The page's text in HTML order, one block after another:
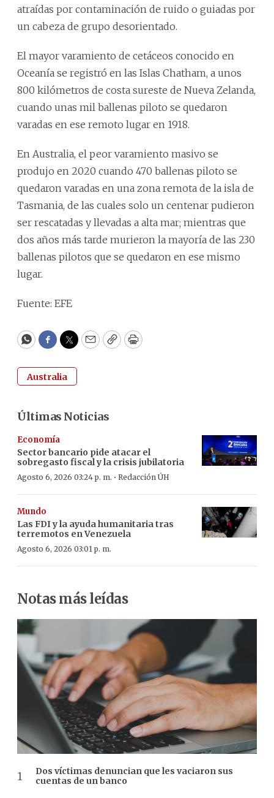
atraídas por contaminación de ruido o guiadas por
un cabeza de grupo desorientado.
El mayor varamiento de cetáceos conocido en
Oceanía se registró en las Islas Chatham, a unos
800 kilómetros de costa sureste de Nueva Zelanda,
cuando unas mil ballenas piloto se quedaron
varadas en ese remoto lugar en 1918.
En Australia, el peor varamiento masivo se
produjo en 2020 cuando 470 ballenas piloto se
quedaron varadas en una zona remota de la isla de
Tasmania, de las cuales solo un centenar pudieron
ser rescatadas y llevadas a alta mar; mientras que
dos años más tarde murieron la mayoría de las 230
ballenas pilotos que se quedaron en ese mismo
lugar.
Fuente: EFE
WhatsApp
Facebook
Twitter
EmailCopyPrint
Australia
Últimas Noticias
Economía
Sector bancario pide atacar el
sobregasto fiscal y la crisis jubilatoria
Agosto 6, 2026 03:24 p. m. · Redacción ÚH
Mundo
Las FDI y la ayuda humanitaria tras
terremotos en Venezuela
Agosto 6, 2026 03:01 p. m.
Notas más leídas
Dos víctimas denuncian que les vaciaron sus
cuentas de un banco